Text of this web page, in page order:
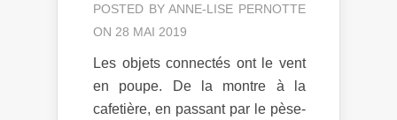
POSTED BYANNE-LISE PERNOTTE
ON 28 MAI 2019
Les objets connectés ont le vent
en poupe. De la montre à la
cafetière, en passant par le pèse-